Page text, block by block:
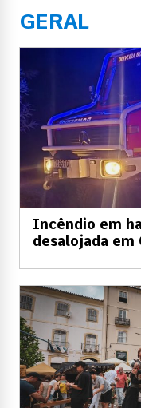
GERAL
Incêndio em
desalojada